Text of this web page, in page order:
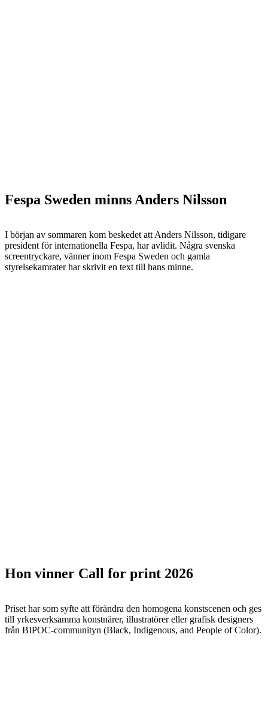
Fespa Sweden minns Anders Nilsson
I början av sommaren kom beskedet att Anders Nilsson, tidigare
president för internationella Fespa, har avlidit. Några svenska
screentryckare, vänner inom Fespa Sweden och gamla
styrelsekamrater har skrivit en text till hans minne.
Hon vinner Call for print 2026
Priset har som syfte att förändra den homogena konstscenen och ges
till yrkesverksamma konstnärer, illustratörer eller grafisk designers
från BIPOC-communityn (Black, Indigenous, and People of Color).